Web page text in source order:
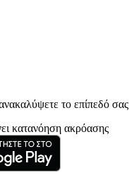
το επίπεδό σας
κατανόηση ακρόασης